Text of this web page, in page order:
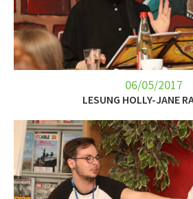
06/05/2017
LESUNG HOLLY-JANE